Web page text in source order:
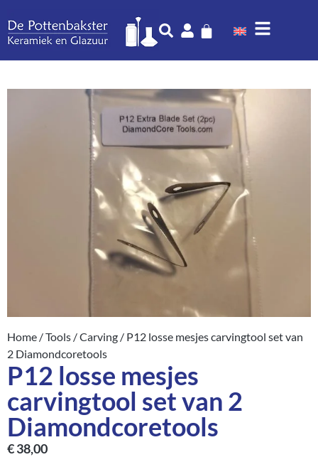
Home /Tools /Carving / P12 losse mesjes carvingtool set van
2 Diamondcoretools
P12 losse mesjes
carvingtool set van 2
Diamondcoretools
€38,00